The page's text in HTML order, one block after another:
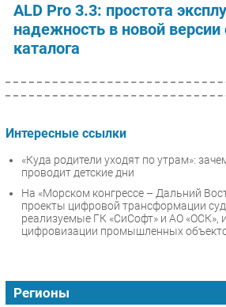
ALD Pro 3.3: простота
надежность в новой
каталога
Интересные ссылки
«Куда родители уходят по утрам»:
проводит детские дни
На «Морском конгрессе – Дальний
проекты цифровой трансформации
реализуемые ГК «СиСофт» и АО «ОСК»,
цифровизации промышленных
Регионы